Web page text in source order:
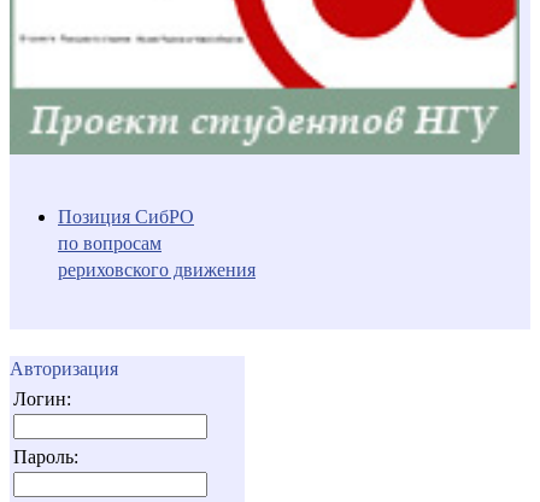
Позиция СибРО
по вопросам
рериховского движения
Авторизация
Логин:
Пароль: